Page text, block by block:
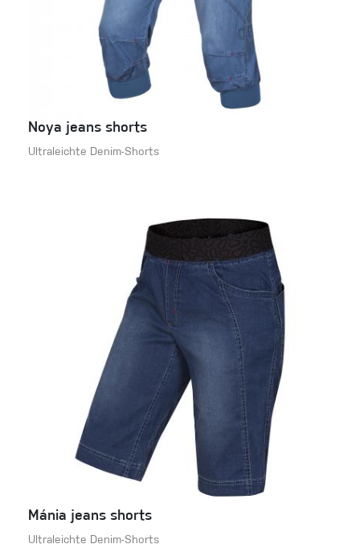
Noya jeans shorts
Ultraleichte Denim-Shorts
Mánia jeans shorts
Ultraleichte Denim-Shorts